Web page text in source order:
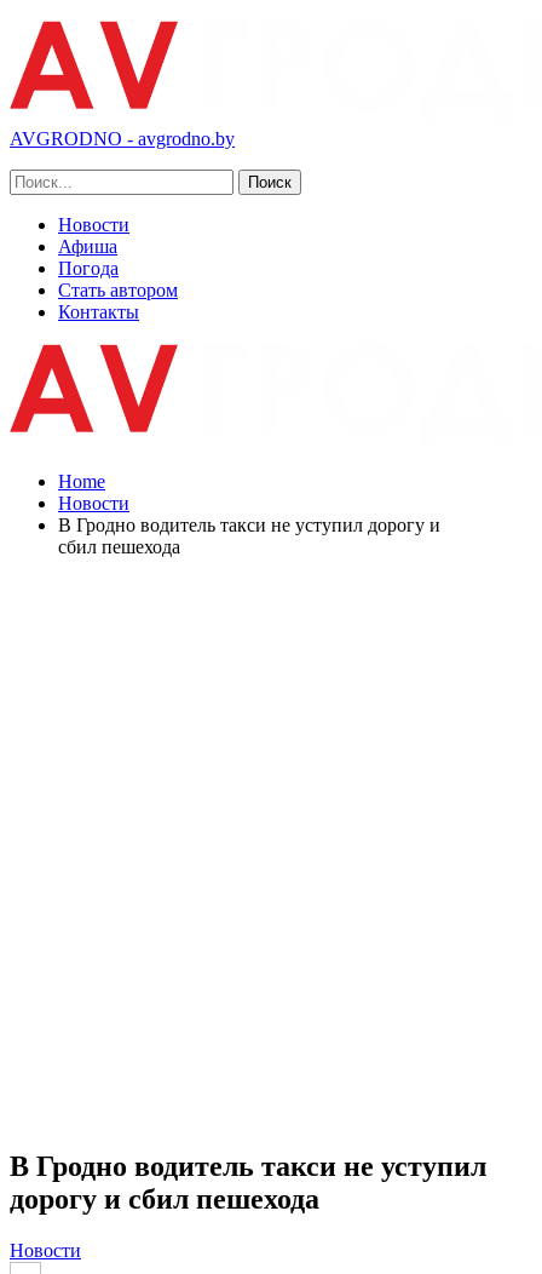
AVGRODNO - avgrodno.by
Новости
Афиша
Погода
Стать автором
Контакты
Home
Новости
В Гродно водитель такси не уступил дорогу и
сбил пешехода
В Гродно водитель такси не уступил
дорогу и сбил пешехода
Новости